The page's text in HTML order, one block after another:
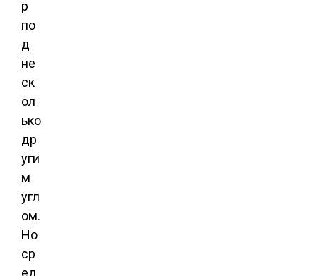
р
по
д
не
ск
ол
ько
др
уги
м
угл
ом.
Но
ср
ед